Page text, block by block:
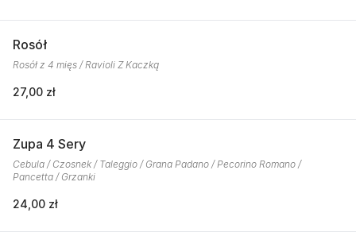
Rosół
Rosół z 4 mięs / Ravioli Z Kaczką
27,00 zł
Zupa 4 Sery
Cebula / Czosnek / Taleggio / Grana Padano / Pecorino Romano /
Pancetta / Grzanki
24,00 zł